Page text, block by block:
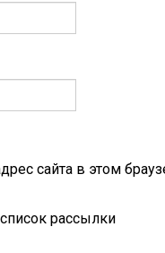
сайта в этом
рассылки